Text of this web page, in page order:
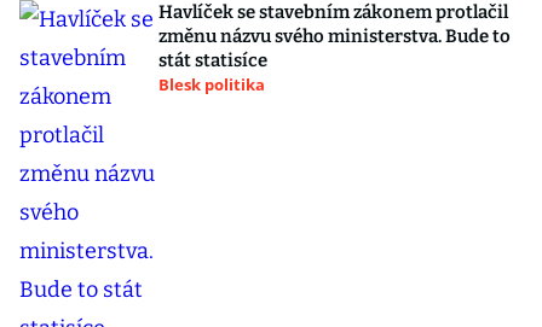
Havlíček se stavebním zákonem protlačil
změnu názvu svého ministerstva. Bude to
stát statisíce
Blesk politika